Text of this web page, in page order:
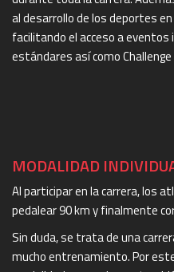
al desarrollo de los deportes
facilitando el acceso a
estándares así como
MODALIDAD
Al participar en la carrera, los
pedalear 90 km y finalmente
Sin duda, se trata de una
mucho entrenamiento. Por